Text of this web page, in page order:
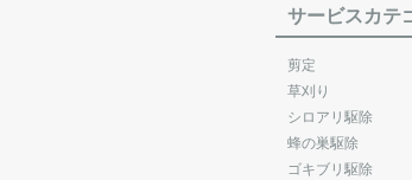
サービスカテ
剪定
草刈り
シロアリ駆除
蜂の巣駆除
ゴキブリ駆除